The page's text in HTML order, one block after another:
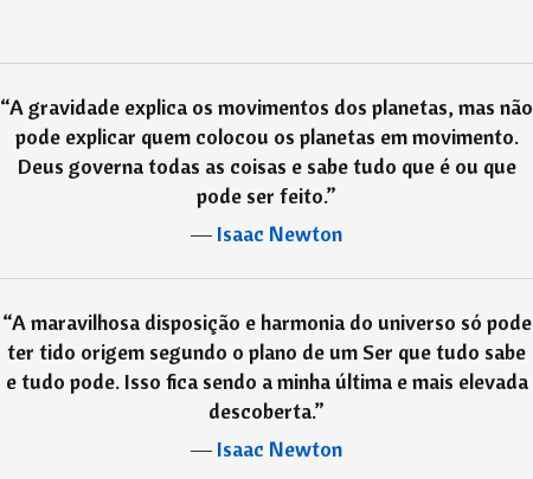
“A gravidade explica os movimentos dos planetas, mas não
pode explicar quem colocou os planetas em movimento.
Deus governa todas as coisas e sabe tudo que é ou que
pode ser feito.”
―Isaac Newton
“A maravilhosa disposição e harmonia do universo só pode
ter tido origem segundo o plano de um Ser que tudo sabe
e tudo pode. Isso fica sendo a minha última e mais elevada
descoberta.”
―Isaac Newton